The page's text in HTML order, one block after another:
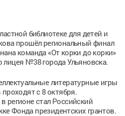
библиотеке для детей и
прошёл региональный финал
команда «От корки до корки»
лицея №38 города Ульяновска.
литературные игры
с 8 октября.
регионе стал Российский
Фонда президентских грантов.